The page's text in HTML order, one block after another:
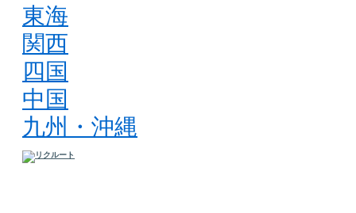
東海
関西
四国
中国
九州・沖縄